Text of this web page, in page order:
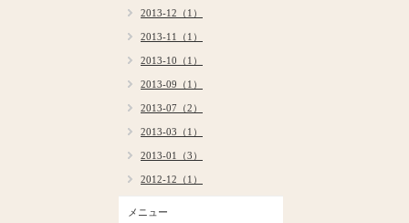
2013-12（1）
2013-11（1）
2013-10（1）
2013-09（1）
2013-07（2）
2013-03（1）
2013-01（3）
2012-12（1）
メニュー